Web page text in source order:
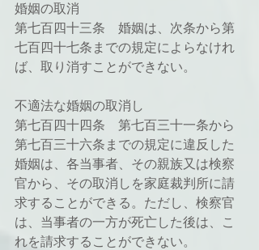
婚姻の取消
第七百四十三条　婚姻は、次条から第
七百四十七条までの規定によらなけれ
ば、取り消すことができない。
不適法な婚姻の取消し
第七百四十四条　第七百三十一条から
第七百三十六条までの規定に違反した
婚姻は、各当事者、その親族又は検察
官から、その取消しを家庭裁判所に請
求することができる。ただし、検察官
は、当事者の一方が死亡した後は、こ
れを請求することができない。